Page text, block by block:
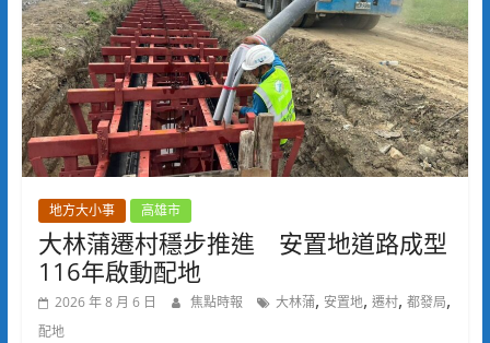
地方大小事 高雄市
大林蒲遷村穩步推進 安置地道路成型
116年啟動配地
2026 年 8 月 6 日 焦點時報 大林蒲, 安置地, 遷村, 都發局,
配地